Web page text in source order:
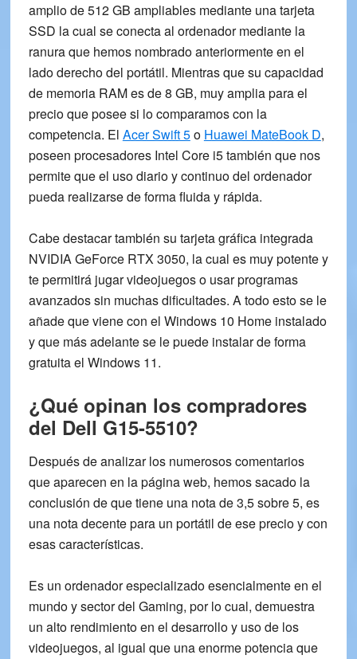
amplio de512 GB ampliables mediante una tarjeta
SSD la cual se conecta al ordenador mediante la
ranura que hemos nombrado anteriormente en el
lado derecho del portátil. Mientras que su capacidad
de memoria RAM es de 8 GB, muy amplia para el
precio que posee si lo comparamos con la
competencia. El Acer Swift 5o Huawei MateBook D,
poseen procesadores Intel Core i5 también que nos
permite que el uso diario y continuo del ordenador
pueda realizarse de forma fluida y rápida.
Cabe destacar también su tarjeta gráfica integrada
NVIDIA GeForce RTX 3050, la cual es muy potente y
te permitirá jugar videojuegos o usar programas
avanzados sin muchas dificultades. A todo esto se le
añade que viene con el Windows 10 Homeinstalado
y que más adelante se le puedeinstalar de forma
gratuita el Windows 11.
¿Qué opinan los compradores
del Dell G15-5510?
Después de analizar los numerosos comentarios
que aparecen en la página web, hemos sacado la
conclusión de que tiene una nota de3,5 sobre 5, es
una nota decente para un portátil de ese precio y con
esas características.
Es un ordenador especializado esencialmente en el
mundo y sector del Gaming, por lo cual, demuestra
un alto rendimiento en el desarrollo y uso de los
videojuegos, al igual que unaenorme potenciaque